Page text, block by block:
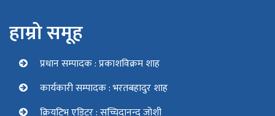
हाम्रो समूह
प्रधान सम्पादक : प्रकाशविक्रम शाह
कार्यकारी सम्पादक : भरतबहादुर शाह